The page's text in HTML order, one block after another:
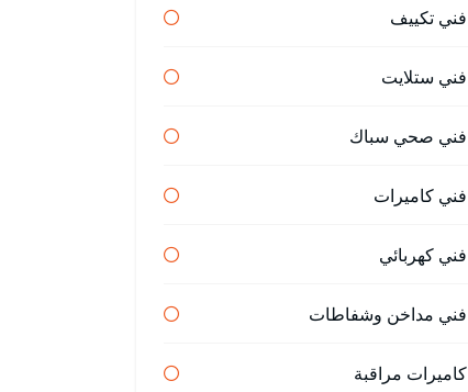
فني تكييف
فني ستلايت
فني صحي سباك
فني كاميرات
فني كهربائي
فني مداخن وشفاطات
كاميرات مراقبة